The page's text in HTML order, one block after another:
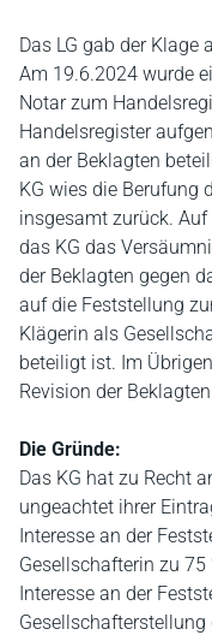
Das LG gab der
Am 19.6.2024 wurde
Notar zum
Handelsregister
an der Beklagten
KG wies die Berufung
insgesamt zurück.
das KG das
der Beklagten gegen
auf die Feststellung
Klägerin als
beteiligt ist. Im
Revision der
Die Gründe:
Das KG hat zu Recht
ungeachtet ihrer
Interesse an der
Gesellschafterin zu
Interesse an der